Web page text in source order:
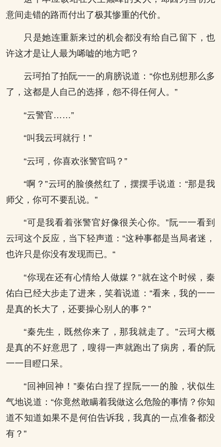
意间走错的路而付出了极其惨重的代价。
只是她连重新来过的机会都没有给自己留下，也
许这才是让人最为唏嘘的地方吧？
云珂拍了拍阮一一的肩膀说道：“你也别想那么多
了，这都是人自己的选择，怨不得任何人。”
“云警官……”
“叫我云珂就行！”
“云珂，你喜欢张警官吗？”
“啊？”云珂的脸倏然红了，摆摆手说道：“那是我
师父，你可不要乱说。”
“可是我看着张警官好像很关心你。”阮一一看到
云珂这个反应，当下轻声道：“这种事都是当局者迷，
也许只是你没有发现而已。“
“你现在还有心情给人做媒？”就在这个时候，秦
佑白已经大步走了进来，笑着说道：“看来，我的一一
是真的长大了，还要操心别人的事？”
“秦先生，既然你来了，那我就走了。”云珂大概
是真的不好意思了，嗖得一声就跑出了病房，看的阮
一一目瞪口呆。
“回神回神！”秦佑白捏了捏阮一一的脸，状似生
气地说道：“你竟然敢瞒着我做这么危险的事情？你知
道不知道如果不是何伯告诉我，我真的一点准备都没
有？”